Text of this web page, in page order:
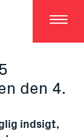
den 4.
indsigt,